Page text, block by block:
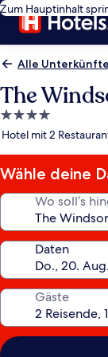
Zum Hauptinhalt
Alle
The
4.0-
Sterne-
Hotel mit 2
Wähle deine
Wo soll’s
Daten
Gäste